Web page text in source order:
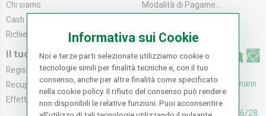
Chi siamo
Cash & Carry
Richiedi catalogo
Modalità di Pagame...
Resi e Recessi
Il tuo Account
Registrati
Recupera la Passwo...
Effettua un Reso
UFFICI: V. Senna 44/46, Osmann
oro Sesto F.no (FI)
CASH & CARRY: V. Senna 26/28,
Informativa sui Cookie
Noi e terze parti selezionate utilizziamo cookie o
tecnologie simili per finalità tecniche e, con il tuo
consenso, anche per altre finalità come specificato
nella cookie policy. Il rifiuto del consenso può rendere
non disponibili le relative funzioni. Puoi acconsentire